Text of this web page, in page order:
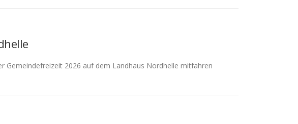
Gemeindefreizeit 2026 auf dem Landhaus Nordhelle mitfahren